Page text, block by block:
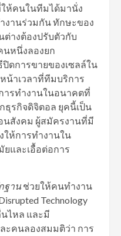
ให้คนในทีมได้มานั่ง
งานร่วมกัน ทักษะของ
างต้องปรับตัวกับ
นหนึ่งลองยก
ดการขายของเซลล์ใน
น้าเวลาที่ทีมบริการ
ารทำงานในอนาคตที่
ธุรกิจดิจิตอล ยุคนี้เป็น
นสังคม ผู้สมัครงานที่มี
ห้การทำงานใน
และเอื้อต่อการ
ฐาน ช่วยให้คนทำงาน
Technology
ไหล และมี
ะคนลองสมมติว่า การ